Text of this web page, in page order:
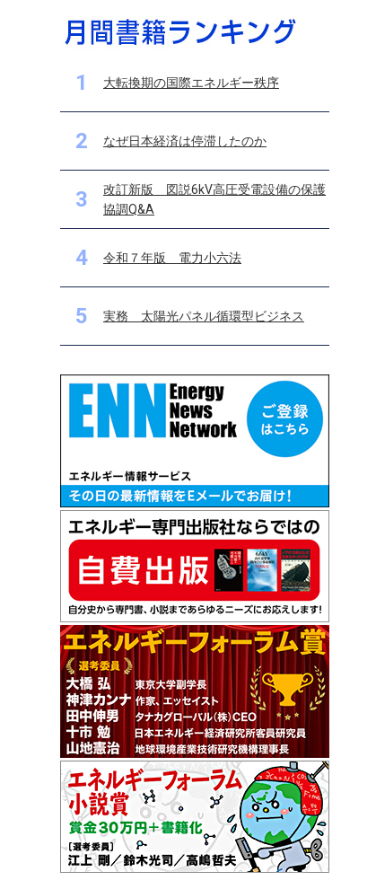
1 大転換期の国際エネルギー秩序
2 なぜ日本経済は停滞したのか
3
改訂新版 図説6kV高圧受電設備の保護
協調Q&A
4 令和７年版 電力小六法
5 実務 太陽光パネル循環型ビジネス